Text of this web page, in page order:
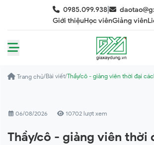
0985.099.938|
Giới thiệuHọc viênGiảng viên
Trang chủ/Bài viết/Thầy/cô - giảng viên thời đại
06/08/2026 10702 lượt xem
Thầy/cô - giảng viên thời